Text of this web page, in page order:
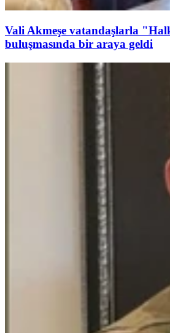
Vali Akmeşe vatandaşlarla
buluşmasında bir araya geldi